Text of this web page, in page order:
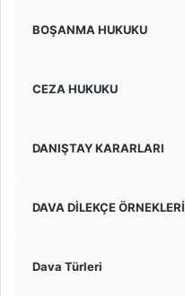
BOŞANMA HUKUKU
CEZA HUKUKU
DANIŞTAY KARARLARI
DAVA DİLEKÇE ÖRNEKLERİ
Dava Türleri